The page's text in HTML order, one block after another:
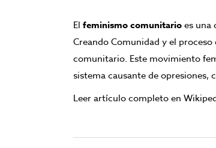
El feminismo comunitarioes una
Creando Comunidad y el
comunitario. Este movimiento
sistema causante de opresiones,
Leer artículo completo en